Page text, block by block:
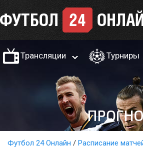
Трансляции Турниры
Футбол 24 Онлайн Расписание